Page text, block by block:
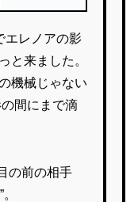
エレノアの影
と来ました。
機械じゃない
間にまで滴
の前の相手